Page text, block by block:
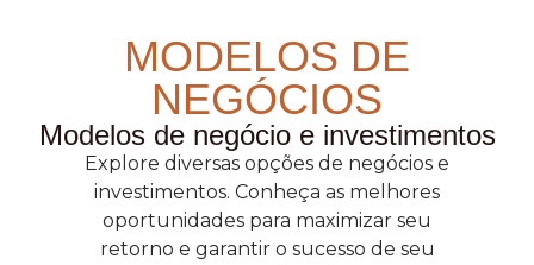
MODELOS DE
NEGÓCIOS
Modelos de negócio e investimentos
Explore diversas opções de negócios e
investimentos. Conheça as melhores
oportunidades para maximizar seu
retorno e garantir o sucesso de seu